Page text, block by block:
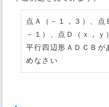
点Ａ（－１，３）、点
－１）、点Ｄ（ｘ，
平行四辺形ＡＤＣＢが
めなさい